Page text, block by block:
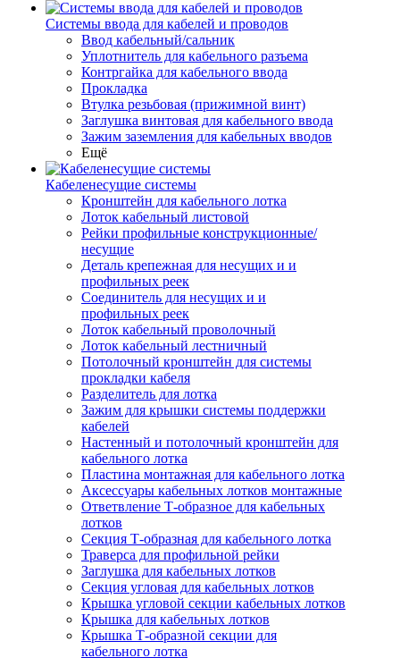
Системы ввода для кабелей и проводов
Ввод кабельный/сальник
Уплотнитель для кабельного разъема
Контргайка для кабельного ввода
Прокладка
Втулка резьбовая (прижимной винт)
Заглушка винтовая для кабельного ввода
Зажим заземления для кабельных вводов
Ещё
Кабеленесущие системы
Кронштейн для кабельного лотка
Лоток кабельный листовой
Рейки профильные конструкционные/
несущие
Деталь крепежная для несущих и и
профильных реек
Соединитель для несущих и и
профильных реек
Лоток кабельный проволочный
Лоток кабельный лестничный
Потолочный кронштейн для системы
прокладки кабеля
Разделитель для лотка
Зажим для крышки системы поддержки
кабелей
Настенный и потолочный кронштейн для
кабельного лотка
Пластина монтажная для кабельного лотка
Аксессуары кабельных лотков монтажные
Ответвление Т-образное для кабельных
лотков
Секция Т-образная для кабельного лотка
Траверса для профильной рейки
Заглушка для кабельных лотков
Секция угловая для кабельных лотков
Крышка угловой секции кабельных лотков
Крышка для кабельных лотков
Крышка Т-образной секции для
кабельного лотка